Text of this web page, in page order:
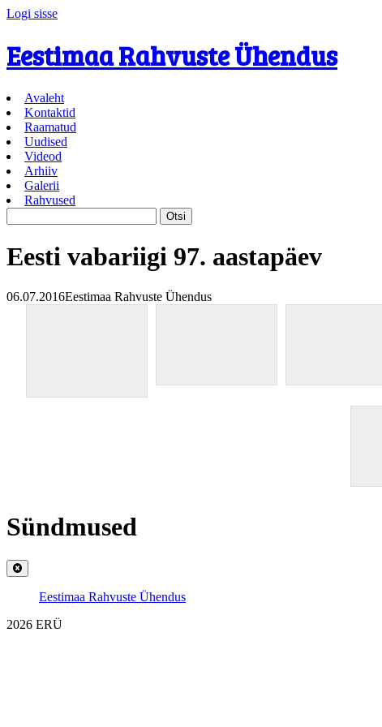
Logi sisse
Eestimaa Rahvuste Ühendus
Avaleht
Kontaktid
Raamatud
Uudised
Videod
Arhiiv
Galerii
Rahvused
Eesti vabariigi 97. aastapäev
06.07.2016Eestimaa Rahvuste Ühendus
Sündmused
Eestimaa Rahvuste Ühendus
2026 ERÜ